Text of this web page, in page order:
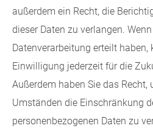
außerdem ein Recht, die
dieser Daten zu verlangen.
Datenverarbeitung erteilt haben,
Einwilligung jederzeit für die
Außerdem haben Sie das Recht,
Umständen die Einschränkung
personenbezogenen Daten zu